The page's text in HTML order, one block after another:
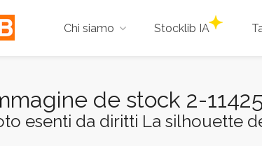
Chi siamo Stocklib IA
de stock 2-
esenti da diritti La silhouette